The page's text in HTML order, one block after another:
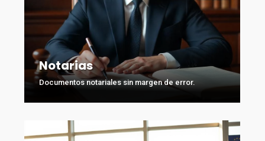
Notarias
Documentos notariales sin margen de error.